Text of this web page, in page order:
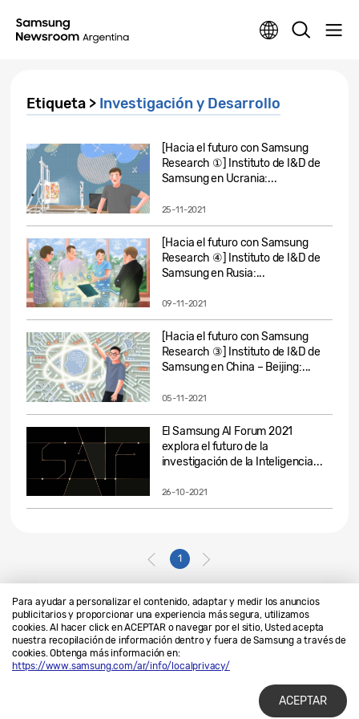
Para ayudar a personalizar el contenido, adaptar y medir los anuncios
publicitarios y proporcionar una experiencia más segura, utilizamos
cookies. Al hacer click en ACEPTAR o navegar por el sitio, Usted acepta
nuestra recopilación de información dentro y fuera de Samsung a través de
cookies. Obtenga más información en:
https://www.samsung.com/ar/info/localprivacy/
ACEPTAR
Etiqueta > Investigación y Desarrollo
[Hacia el futuro con Samsung
Research ①] Instituto de I&D de
Samsung en Ucrania:...
25-11-2021
[Hacia el futuro con Samsung
Research ④] Instituto de I&D de
Samsung en Rusia:...
09-11-2021
[Hacia el futuro con Samsung
Research ③] Instituto de I&D de
Samsung en China – Beijing:...
05-11-2021
El Samsung AI Forum 2021
explora el futuro de la
investigación de la Inteligencia...
26-10-2021
1
Contáctanos
SAMSUNG.COM
Privacidad